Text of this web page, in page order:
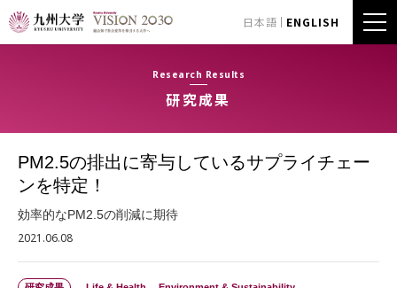
日本語 ENGLISH
Research Results
研究成果
PM2.5の排出に寄与しているサプライチェー
ンを特定！
効率的なPM2.5の削減に期待
2021.06.08